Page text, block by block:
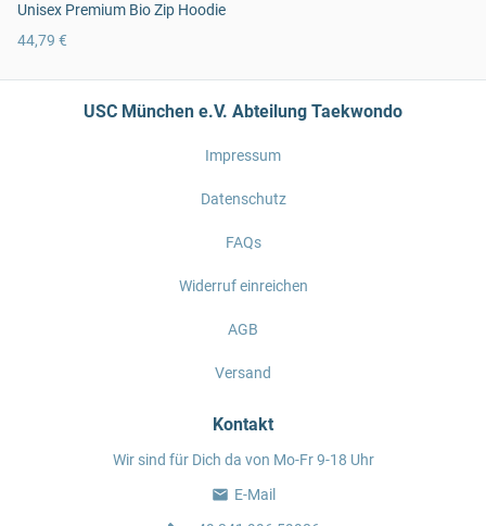
Unisex Premium Bio Zip Hoodie
44,79 €
USC München e.V. Abteilung Taekwondo
Impressum
Datenschutz
FAQs
Widerruf einreichen
AGB
Versand
Kontakt
Wir sind für Dich da von Mo-Fr 9-18 Uhr
E-Mail